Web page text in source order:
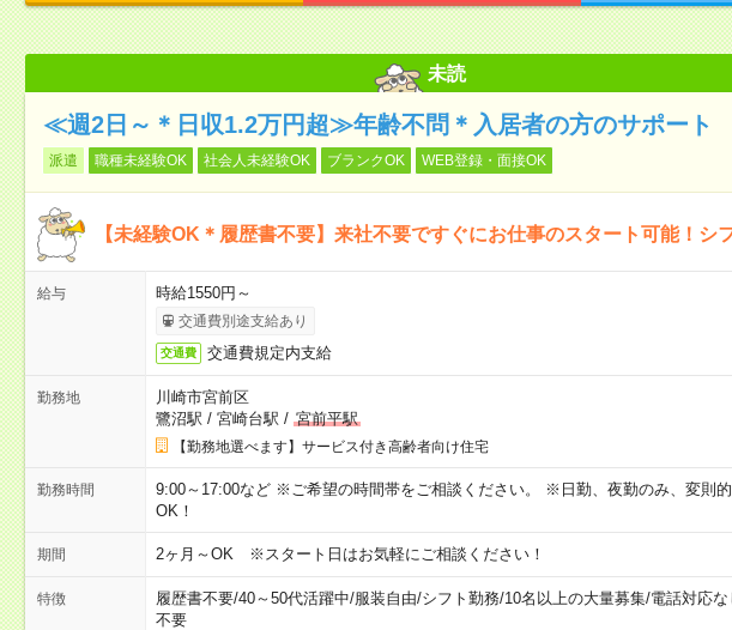
未読
≪週2日～＊日収1.2万円超≫年齢不問＊入居者の方のサポート
派遣 職種未経験OK 社会人未経験OK ブランクOK WEB登録・面接OK
【未経験OK＊履歴書不要】来社不要ですぐにお仕事のスタート可能！シ
給与 時給1550円～
交通費別途支給あり
交通費 交通費規定内支給
勤務地
川崎市宮前区
鷺沼駅 / 宮崎台駅 / 宮前平駅
【勤務地選べます】サービス付き高齢者向け住宅
勤務時間
9:00～17:00など ※ご希望の時間帯をご相談ください。 ※日勤、夜勤のみ、変則
OK！
期間 2ヶ月～OK ※スタート日はお気軽にご相談ください！
特徴 履歴書不要/40～50代活躍中/服装自由/シフト勤務/10名以上の大量募集/電話対応な
不要